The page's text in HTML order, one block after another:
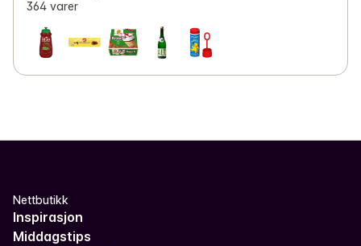
364 varer
Nettbutikk
Inspirasjon
Middagstips